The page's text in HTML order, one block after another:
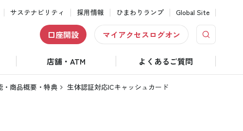
サステナビリティ 採用情報 ひまわりランプ Global Site
口座開設 マイアクセスログオン
店舗・ATM よくあるご質問
商品概要・特典 生体認証対応ICキャッシュカード